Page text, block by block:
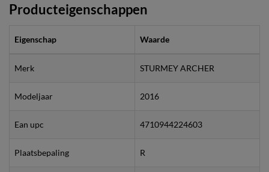
Producteigenschappen
Eigenschap Waarde
Merk STURMEY ARCHER
Modeljaar 2016
Ean upc 4710944224603
Plaatsbepaling R